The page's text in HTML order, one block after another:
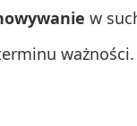
w
ważności.